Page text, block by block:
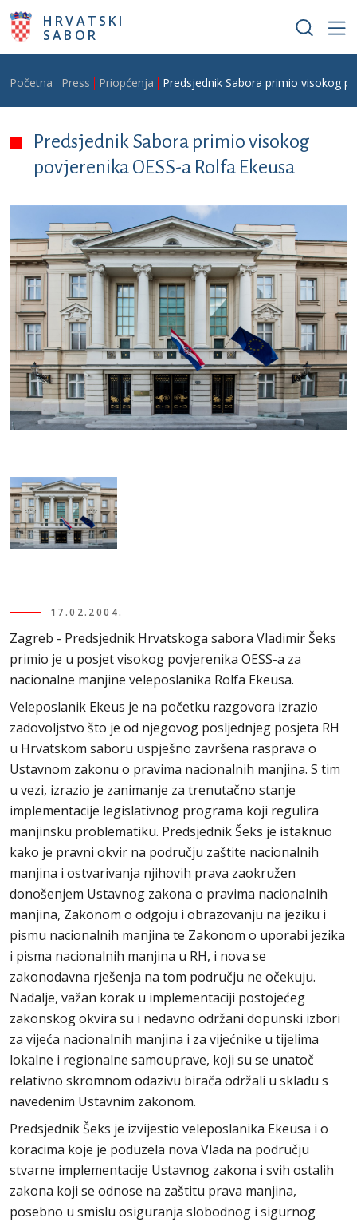
Skoči na glavni sadržaj
HRVATSKI
SABOR
Breadcrumb
Početna Press Priopćenja Predsjednik Sabora primio visokog
Predsjednik Sabora primio visokog
povjerenika OESS-a Rolfa Ekeusa
17.02.2004.
Zagreb - Predsjednik Hrvatskoga sabora Vladimir Šeks
primio je u posjet visokog povjerenika OESS-a za
nacionalne manjine veleposlanika Rolfa Ekeusa.
Veleposlanik Ekeus je na početku razgovora izrazio
zadovoljstvo što je od njegovog posljednjeg posjeta RH
u Hrvatskom saboru uspješno završena rasprava o
Ustavnom zakonu o pravima nacionalnih manjina. S tim
u vezi, izrazio je zanimanje za trenutačno stanje
implementacije legislativnog programa koji regulira
manjinsku problematiku. Predsjednik Šeks je istaknuo
kako je pravni okvir na području zaštite nacionalnih
manjina i ostvarivanja njihovih prava zaokružen
donošenjem Ustavnog zakona o pravima nacionalnih
manjina, Zakonom o odgoju i obrazovanju na jeziku i
pismu nacionalnih manjina te Zakonom o uporabi jezika
i pisma nacionalnih manjina u RH, i nova se
zakonodavna rješenja na tom području ne očekuju.
Nadalje, važan korak u implementaciji postojećeg
zakonskog okvira su i nedavno održani dopunski izbori
za vijeća nacionalnih manjina i za vijećnike u tijelima
lokalne i regionalne samouprave, koji su se unatoč
relativno skromnom odazivu birača održali u skladu s
navedenim Ustavnim zakonom.
Predsjednik Šeks je izvijestio veleposlanika Ekeusa i o
koracima koje je poduzela nova Vlada na području
stvarne implementacije Ustavnog zakona i svih ostalih
zakona koji se odnose na zaštitu prava manjina,
posebno u smislu osiguranja slobodnog i sigurnog